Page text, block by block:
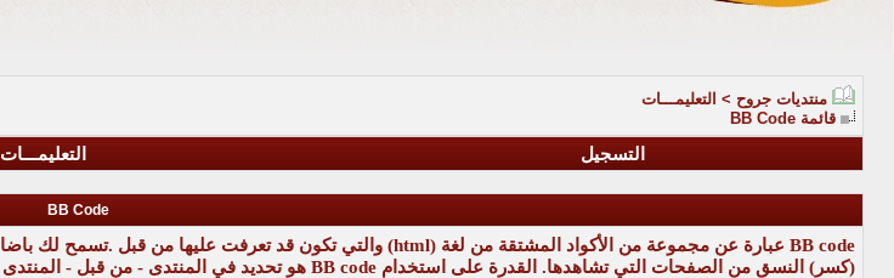
منتديات جروح > التعليمـــات
قائمة BB Code
التسجيل التعليمـــات
BB Code
(كسر) النسق من الصفحات التي تشاهدها. القدرة على استخدام BB code هو تحديد في المنتدى - من قبل - المنتدى الأساسي بواسطة الإدارة ، لذا يجب عليك مراجعة قواعد المنتدى عند ارسال رسالة جديدة.